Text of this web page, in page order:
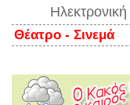
Θέατρο - Σινεμά